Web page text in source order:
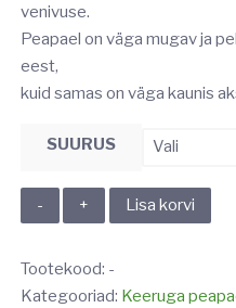
venivuse.
Peapael on väga mugav ja
eest,
kuid samas on väga kaunis
SUURUS
MERIINOVOODRIGA
PEAPAEL
Lisa korvi
Tootekood: -
Kategooriad: Keeruga